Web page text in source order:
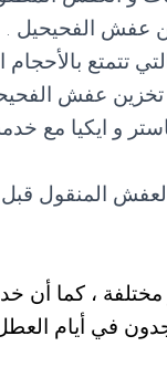
عفش الفحيحيل .
تتمتع بالأحجام
تخزين عفش
و ايكيا مع
المنقول
، كما أن
في أيام